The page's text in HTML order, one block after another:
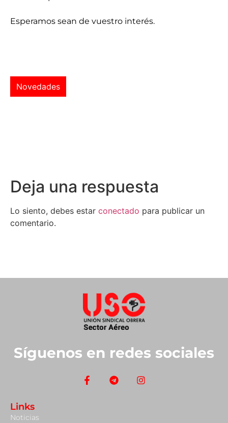
Esperamos sean de vuestro interés.
Novedades
Deja una respuesta
Lo siento, debes estar conectado para publicar un
comentario.
Síguenos en redes sociales
Links
Noticias